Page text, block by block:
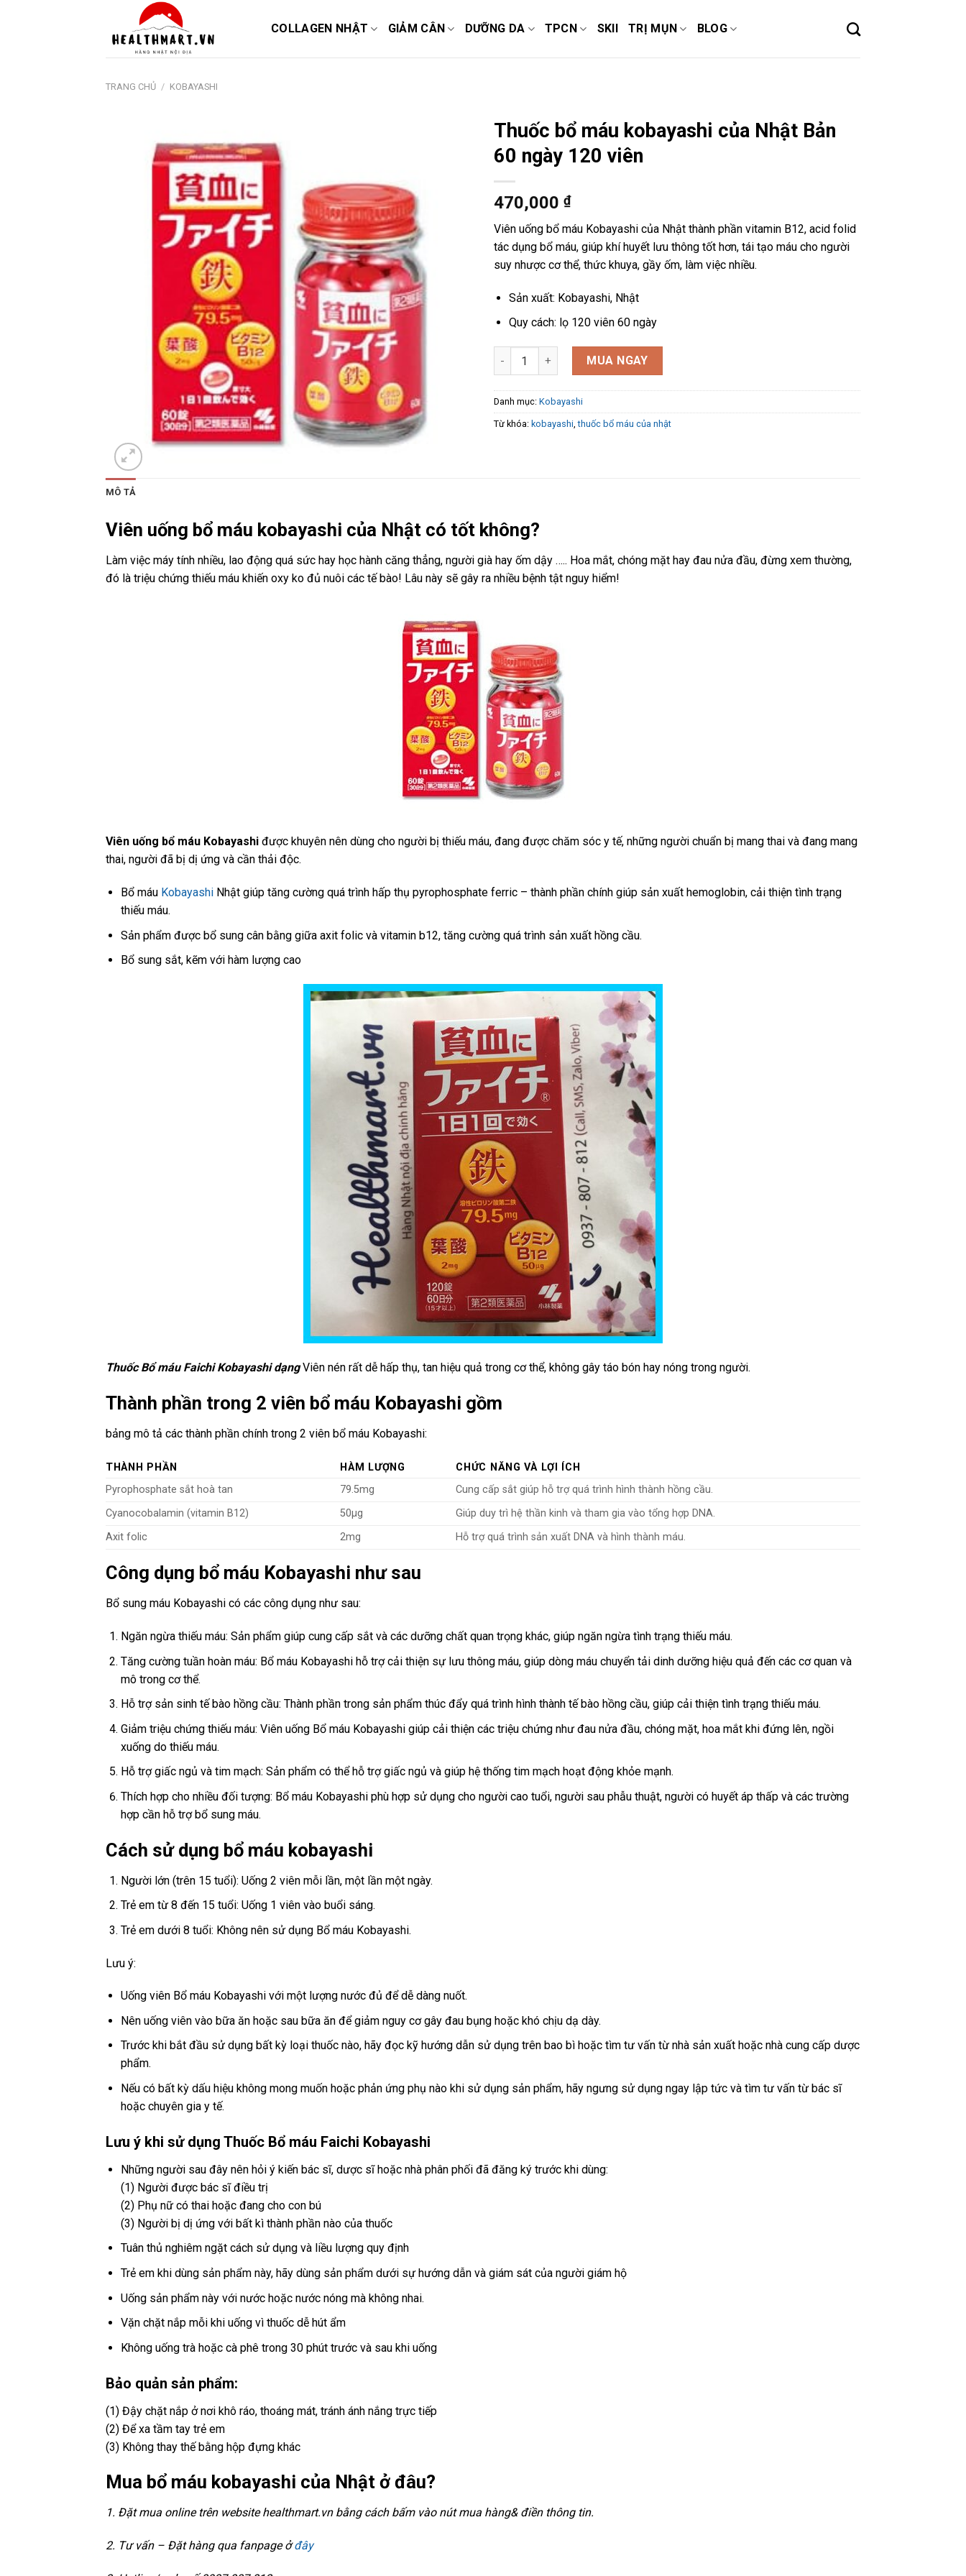
COLLAGEN NHẬT GIẢM CÂN DƯỠNG DA TPCN SKII TRỊ MỤN BLOG
TRANG CHỦ / KOBAYASHI
Thuốc bổ máu kobayashi của Nhật Bản
60 ngày 120 viên
470,000 ₫
Viên uống bổ máu Kobayashi của Nhật thành phần vitamin B12, acid folid
tác dụng bổ máu, giúp khí huyết lưu thông tốt hơn, tái tạo máu cho người
suy nhược cơ thể, thức khuya, gầy ốm, làm việc nhiều.
Sản xuất: Kobayashi, Nhật
Quy cách: lọ 120 viên 60 ngày
Thuốc bổ máu kobayashi của Nhật Bản 60 ngày 120 viên số lượng
MUA NGAY
Danh mục: Kobayashi
Từ khóa: kobayashi,thuốc bổ máu của nhật
MÔ TẢ
Viên uống bổ máu kobayashi của Nhật có tốt không?
Làm việc máy tính nhiều, lao động quá sức hay học hành căng thẳng, người già hay ốm dậy ….. Hoa mắt, chóng mặt hay đau nửa đầu, đừng xem thường,
đó là triệu chứng thiếu máu khiến oxy ko đủ nuôi các tế bào! Lâu này sẽ gây ra nhiều bệnh tật nguy hiểm!
Viên uống bổ máu Kobayashi được khuyên nên dùng cho người bị thiếu máu, đang được chăm sóc y tế, những người chuẩn bị mang thai và đang mang
thai, người đã bị dị ứng và cần thải độc.
Bổ máu KobayashiNhật giúp tăng cường quá trình hấp thụ pyrophosphate ferric – thành phần chính giúp sản xuất hemoglobin, cải thiện tình trạng
thiếu máu.
Sản phẩm được bổ sung cân bằng giữa axit folic và vitamin b12, tăng cường quá trình sản xuất hồng cầu.
Bổ sung sắt, kẽm với hàm lượng cao
Thuốc Bổ máu Faichi Kobayashi dạngViên nén rất dễ hấp thụ, tan hiệu quả trong cơ thể, không gây táo bón hay nóng trong người.
Thành phần trong 2 viên bổ máu Kobayashi gồm
bảng mô tả các thành phần chính trong 2 viên bổ máu Kobayashi:
THÀNH PHẦN HÀM LƯỢNG
CHỨC NĂNG VÀ LỢI ÍCH
Pyrophosphate sắt hoà tan
79.5mg
Cung cấp sắt giúp hỗ trợ quá trình hình thành hồng cầu.
Cyanocobalamin (vitamin B12)
50μg
Giúp duy trì hệ thần kinh và tham gia vào tổng hợp DNA.
Axit folic
2mg Hỗ trợ quá trình sản xuất DNA và hình thành máu.
Công dụng bổ máu Kobayashi như sau
Bổ sung máu Kobayashi có các công dụng như sau:
Ngăn ngừa thiếu máu: Sản phẩm giúp cung cấp sắt và các dưỡng chất quan trọng khác, giúp ngăn ngừa tình trạng thiếu máu.
Tăng cường tuần hoàn máu: Bổ máu Kobayashi hỗ trợ cải thiện sự lưu thông máu, giúp dòng máu chuyển tải dinh dưỡng hiệu quả đến các cơ quan và
mô trong cơ thể.
Hỗ trợ sản sinh tế bào hồng cầu: Thành phần trong sản phẩm thúc đẩy quá trình hình thành tế bào hồng cầu, giúp cải thiện tình trạng thiếu máu.
Giảm triệu chứng thiếu máu: Viên uống Bổ máu Kobayashi giúp cải thiện các triệu chứng như đau nửa đầu, chóng mặt, hoa mắt khi đứng lên, ngồi
xuống do thiếu máu.
Hỗ trợ giấc ngủ và tim mạch: Sản phẩm có thể hỗ trợ giấc ngủ và giúp hệ thống tim mạch hoạt động khỏe mạnh.
Thích hợp cho nhiều đối tượng: Bổ máu Kobayashi phù hợp sử dụng cho người cao tuổi, người sau phẫu thuật, người có huyết áp thấp và các trường
hợp cần hỗ trợ bổ sung máu.
Cách sử dụng bổ máu kobayashi
Người lớn (trên 15 tuổi): Uống 2 viên mỗi lần, một lần một ngày.
Trẻ em từ 8 đến 15 tuổi: Uống 1 viên vào buổi sáng.
Trẻ em dưới 8 tuổi: Không nên sử dụng Bổ máu Kobayashi.
Lưu ý:
Uống viên Bổ máu Kobayashi với một lượng nước đủ để dễ dàng nuốt.
Nên uống viên vào bữa ăn hoặc sau bữa ăn để giảm nguy cơ gây đau bụng hoặc khó chịu dạ dày.
Trước khi bắt đầu sử dụng bất kỳ loại thuốc nào, hãy đọc kỹ hướng dẫn sử dụng trên bao bì hoặc tìm tư vấn từ nhà sản xuất hoặc nhà cung cấp dược
phẩm.
Nếu có bất kỳ dấu hiệu không mong muốn hoặc phản ứng phụ nào khi sử dụng sản phẩm, hãy ngưng sử dụng ngay lập tức và tìm tư vấn từ bác sĩ
hoặc chuyên gia y tế.
Lưu ý khi sử dụng Thuốc Bổ máu Faichi Kobayashi
Những người sau đây nên hỏi ý kiến ​​bác sĩ, dược sĩ hoặc nhà phân phối đã đăng ký trước khi dùng:
(1) Người được bác sĩ điều trị
(2) Phụ nữ có thai hoặc đang cho con bú
(3) Người bị dị ứng với bất kì thành phần nào của thuốc
Tuân thủ nghiêm ngặt cách sử dụng và liều lượng quy định
Trẻ em khi dùng sản phẩm này, hãy dùng sản phẩm dưới sự hướng dẫn và giám sát của người giám hộ
Uống sản phẩm này với nước hoặc nước nóng mà không nhai.
Vặn chặt nắp mỗi khi uống vì thuốc dễ hút ẩm
Không uống trà hoặc cà phê trong 30 phút trước và sau khi uống
Bảo quản sản phẩm:
(1) Đậy chặt nắp ở nơi khô ráo, thoáng mát, tránh ánh nắng trực tiếp
(2) Để xa tầm tay trẻ em
(3) Không thay thế bằng hộp đựng khác
Mua bổ máu kobayashi của Nhật ở đâu?
1. Đặt mua online trên website healthmart.vn bằng cách bấm vào nút mua hàng& điền thông tin.
2. Tư vấn – Đặt hàng qua fanpage ởđây